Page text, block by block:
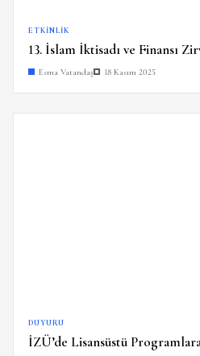
ETKINLIK
13. İslam İktisadı ve Finansı
Esma Vatandaş 18 Kasım 2025
DUYURU
İZÜ’de Lisansüstü